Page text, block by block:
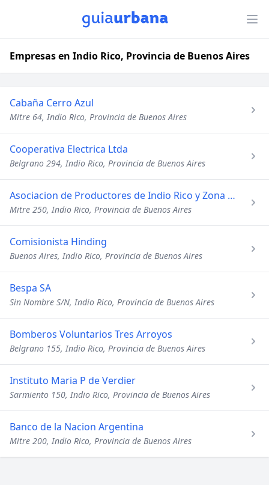
Empresas en Indio Rico, Provincia de Buenos Aires
Cabaña Cerro Azul
Mitre 64, Indio Rico, Provincia de Buenos Aires
Cooperativa Electrica Ltda
Belgrano 294, Indio Rico, Provincia de Buenos Aires
Asociacion de Productores de Indio Rico y Zona de
Mitre 250, Indio Rico, Provincia de Buenos Aires
Comisionista Hinding
Buenos Aires, Indio Rico, Provincia de Buenos Aires
Bespa SA
Sin Nombre S/N, Indio Rico, Provincia de Buenos Aires
Bomberos Voluntarios Tres Arroyos
Belgrano 155, Indio Rico, Provincia de Buenos Aires
Instituto Maria P de Verdier
Sarmiento 150, Indio Rico, Provincia de Buenos Aires
Banco de la Nacion Argentina
Mitre 200, Indio Rico, Provincia de Buenos Aires